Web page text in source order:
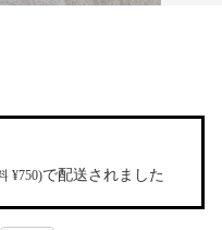
¥750)で配送されました